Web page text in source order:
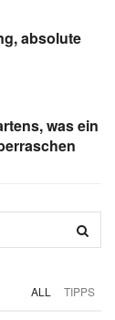
absolute
was ein
ALL TIPPS